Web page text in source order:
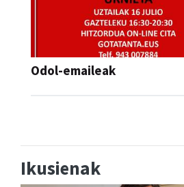
Odol-emaileak
Ikusienak